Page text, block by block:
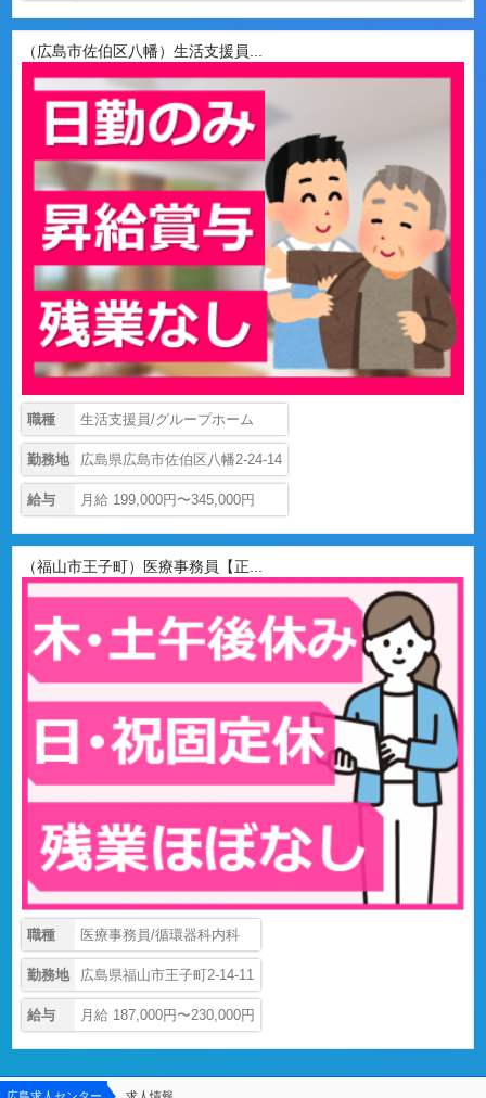
（広島市佐伯区八幡）生活支援員...
職種 生活支援員/グループホーム
勤務地 広島県広島市佐伯区八幡2-24-14
給与 月給 199,000円〜345,000円
（福山市王子町）医療事務員【正...
職種 医療事務員/循環器科内科
勤務地 広島県福山市王子町2-14-11
給与 月給 187,000円〜230,000円